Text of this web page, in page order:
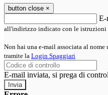
button close ×
E-
all'indirizzo indicato con le istruzioni
Non hai una e-mail associata al
tramite la Login Spaggiari
E-mail inviata, si prega di